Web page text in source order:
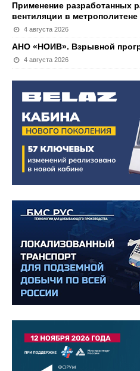
Применение разработанных
вентиляции в метрополитене
4 августа 2026
АНО «НОИВ». Взрывной
4 августа 2026